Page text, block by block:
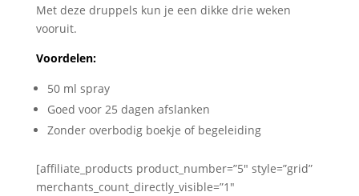
Met deze druppels kun je een dikke drie weken
vooruit.
Voordelen:
50 ml spray
Goed voor 25 dagen afslanken
Zonder overbodig boekje of begeleiding
[affiliate_products product_number=”5″ style=”grid”
merchants_count_directly_visible=”1″